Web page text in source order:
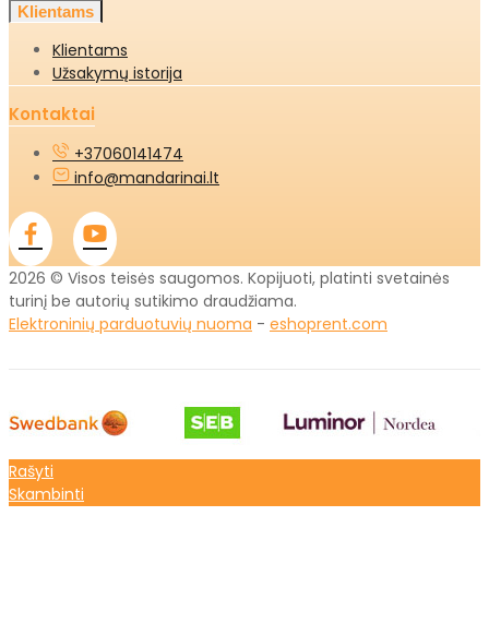
Klientams
Klientams
Užsakymų istorija
Kontaktai
+37060141474
info@mandarinai.lt
2026 © Visos teisės saugomos. Kopijuoti, platinti svetainės
turinį be autorių sutikimo draudžiama.
Elektroninių parduotuvių nuoma - eshoprent.com
Rašyti
Skambinti